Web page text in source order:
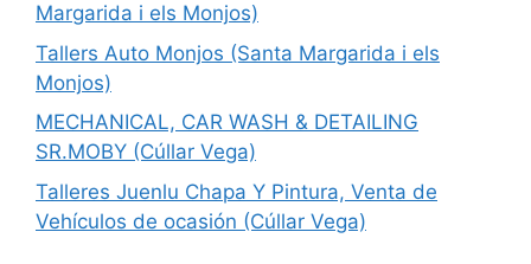
Margarida i els Monjos)
Tallers Auto Monjos (Santa Margarida i els
Monjos)
MECHANICAL, CAR WASH & DETAILING
SR.MOBY (Cúllar Vega)
Talleres Juenlu Chapa Y Pintura, Venta de
Vehículos de ocasión (Cúllar Vega)